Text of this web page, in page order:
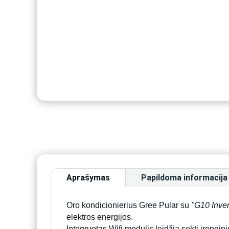
Aprašymas Papildoma informacija
Oro kondicionierius Gree Pular su "G10
elektros energijos.